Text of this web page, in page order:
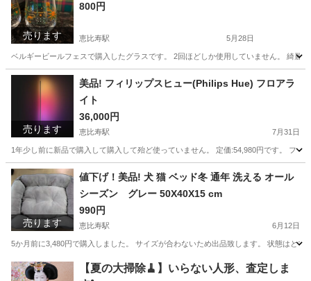
売ります
800円
恵比寿駅 5月28日
ベルギービールフェスで購入したグラスです。 2回ほどしか使用していません。 綺麗
東京 渋谷区 恵比寿駅
売ります
美品! フィリップスヒュー(Philips Hue) フロアラ
イト
36,000円
恵比寿駅 7月31日
1年少し前に新品で購入して購入して殆ど使っていません。 定価:54,980円です。 フ
東京 渋谷区 恵比寿駅 プロジェクター、ホームシアター
売ります
値下げ！美品! 犬 猫 ベッド冬 通年 洗える オール
シーズン グレー 50X40X15 cm
990円
恵比寿駅 6月12日
5か月前に3,480円で購入しました。 サイズが合わないため出品致します。 状態はと
東京 渋谷区 恵比寿駅 その他 オール
【夏の大掃除🧹】いらない人形、査定しま